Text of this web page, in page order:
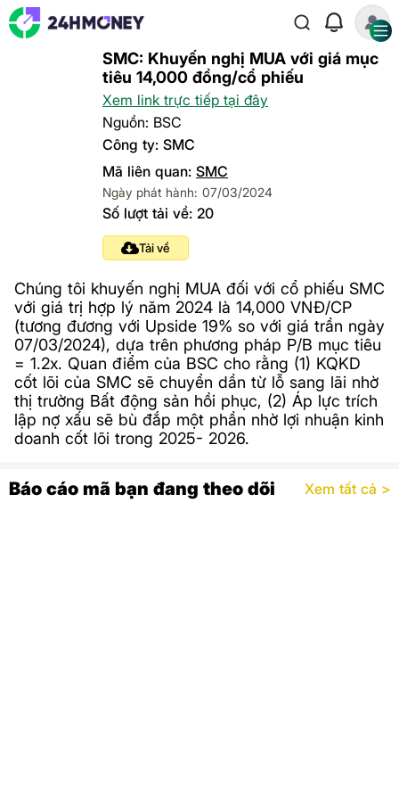
SMC: Khuyến nghị MUA với giá mục
tiêu 14,000 đồng/cổ phiếu
Xem link trực tiếp tại đây
Nguồn: BSC
Công ty: SMC
Mã liên quan: SMC
Ngày phát hành: 07/03/2024
Số lượt tải về: 20
Tải về
Chúng tôi khuyến nghị MUA đối với cổ phiếu SMC
với giá trị hợp lý năm 2024 là 14,000 VNĐ/CP
(tương đương với Upside 19% so với giá trần ngày
07/03/2024), dựa trên phương pháp P/B mục tiêu
= 1.2x. Quan điểm của BSC cho rằng (1) KQKD
cốt lõi của SMC sẽ chuyển dần từ lỗ sang lãi nhờ
thị trường Bất động sản hồi phục, (2) Áp lực trích
lập nợ xấu sẽ bù đắp một phần nhờ lợi nhuận kinh
doanh cốt lõi trong 2025- 2026.
Báo cáo mã bạn đang theo dõi Xem tất cả >